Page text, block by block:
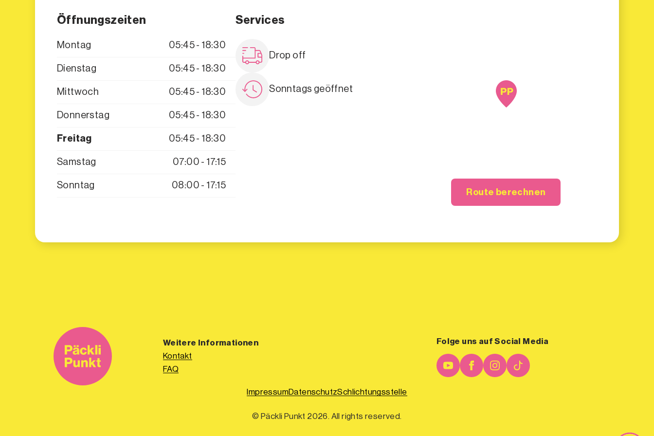
Öffnungszeiten
Montag 05:45 - 18:30
Dienstag 05:45 - 18:30
Mittwoch 05:45 - 18:30
Donnerstag 05:45 - 18:30
Freitag 05:45 - 18:30
Samstag 07:00 - 17:15
Sonntag 08:00 - 17:15
Services
Drop off
Sonntags geöffnet
Route berechnen
Weitere Informationen
Kontakt
FAQ
Folge uns auf Social Media
ImpressumDatenschutzSchlichtungsstelle
© Päckli Punkt 2026. All rights reserved.